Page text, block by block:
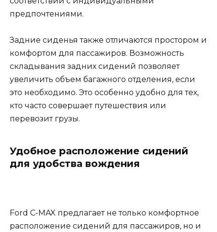
предпочтениями.
Задние сиденья также отличаются простором и
комфортом для пассажиров. Возможность
складывания задних сидений позволяет
увеличить объем багажного отделения, если
это необходимо. Это особенно удобно для тех,
кто часто совершает путешествия или
перевозит грузы.
Удобное расположение сидений
для удобства вождения
Ford C-MAX предлагает не только комфортное
расположение сидений для пассажиров, но и